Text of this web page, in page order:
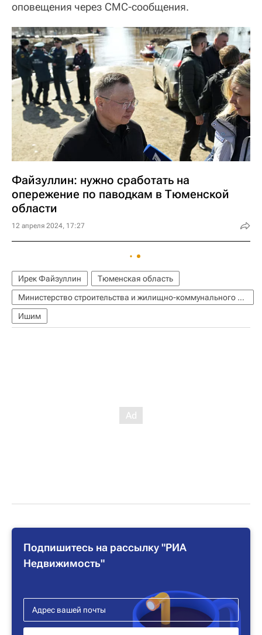
оповещения через СМС-сообщения.
Файзуллин: нужно сработать на
опережение по паводкам в Тюменской
области
12 апреля 2024, 17:27
Ирек Файзуллин
Тюменская область
Министерство строительства и жилищно-коммунального хозяйства РФ (Минстрой России)
Ишим
Подпишитесь на рассылку "РИА
Недвижимость"